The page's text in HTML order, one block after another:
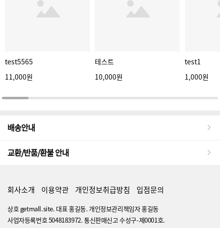
test5565
11,000원
테스트
10,000원
test1
1,000원
배송안내
교환/반품/환불 안내
회사소개 이용약관 개인정보취급방침 입점문의
상호 getmall.site. 대표 홍길동. 개인정보관리책임자 홍길동
사업자등록번호 5048183972. 통신판매신고 수성구-제0001호.